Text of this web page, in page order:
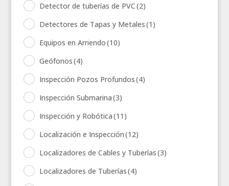
Detector de tuberías de PVC(2)
Detectores de Tapas y Metales(1)
Equipos en Arriendo(10)
Geófonos(4)
Inspección Pozos Profundos(4)
Inspección Submarina(3)
Inspección y Robótica(11)
Localización e Inspección(12)
Localizadores de Cables y Tuberías(3)
Localizadores de Tuberías(4)